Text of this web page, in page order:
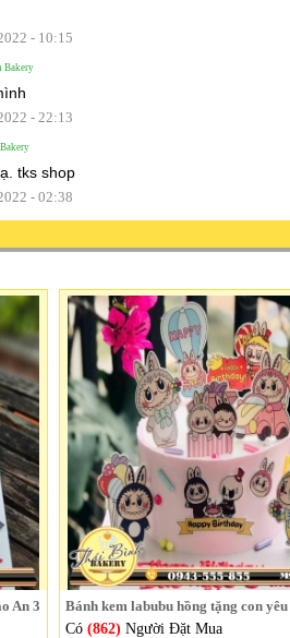
- 10:15
Bakery
- 22:13
tks shop
- 02:38
An 3
Bánh kem labubu hồng tặng con
Có (862) Người Đặt Mua